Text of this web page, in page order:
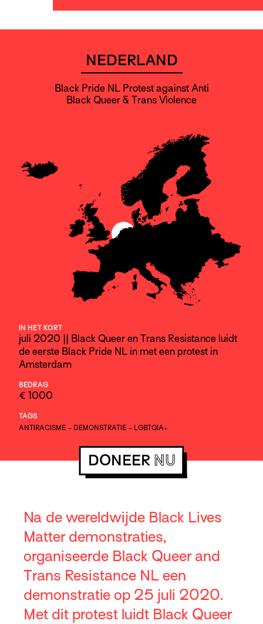
NEDERLAND
Black Pride NL Protest against Anti
Black Queer & Trans Violence
IN HET KORT
juli 2020 || Black Queer en Trans Resistance luidt
de eerste Black Pride NL in met een protest in
Amsterdam
BEDRAG
€ 1000
TAGS
ANTIRACISME - DEMONSTRATIE - LGBTQIA+
DONEER NU
Na de wereldwijde Black Lives
Matter demonstraties,
organiseerde Black Queer and
Trans Resistance NL een
demonstratie op 25 juli 2020.
Met dit protest luidt Black Queer